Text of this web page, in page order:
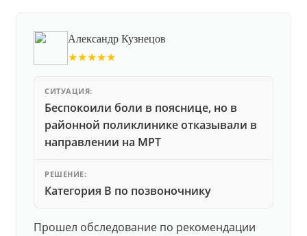
Александр Кузнецов
★★★★★
СИТУАЦИЯ:
Беспокоили боли в пояснице, но в
районной поликлинике отказывали в
направлении на МРТ
РЕШЕНИЕ:
Категория В по позвоночнику
Прошел обследование по рекомендации